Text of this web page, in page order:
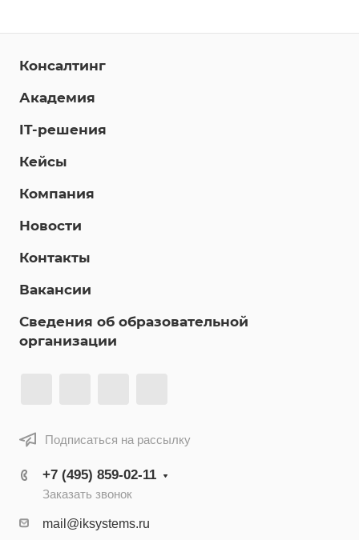
Консалтинг
Академия
IT-решения
Кейсы
Компания
Новости
Контакты
Вакансии
Сведения об образовательной
организации
Подписаться на рассылку
+7 (495) 859-02-11
Заказать звонок
mail@iksystems.ru